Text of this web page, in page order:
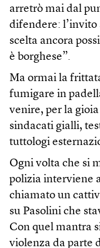
arretrò mai dal
difendere: l’invito
scelta ancora
è borghese”.
Ma ormai la
fumigare in
venire, per la
sindacati gialli,
tuttologi
Ogni volta che si
polizia interviene
chiamato un
su Pasolini che
Con quel mantra
violenza da parte